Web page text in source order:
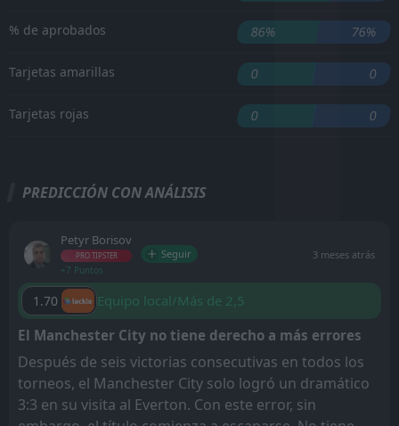
% de aprobados 86% 76%
Tarjetas amarillas 0 0
Tarjetas rojas 0 0
PREDICCIÓN CON ANÁLISIS
Petyr Borisov
PRO TIPSTER
+7 Puntos
Seguir 3 meses atrás
1.70
Equipo local/Más de 2,5
El Manchester City no tiene derecho a más errores
Después de seis victorias consecutivas en todos los
torneos, el Manchester City solo logró un dramático
3:3 en su visita al Everton. Con este error, sin